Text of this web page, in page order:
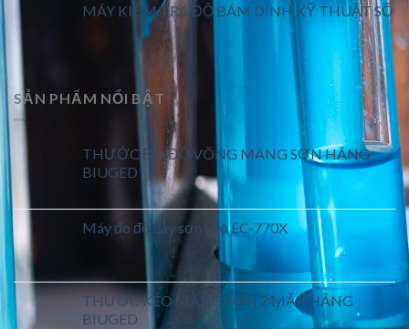
MÁY KIỂM TRA ĐỘ BÁM DÍNH KỸ THUẬT SỐ
SẢN PHẨM NỔI BẬT
THƯỚC ĐO ĐỘ VÕNG MÀNG SƠN HÃNG
BIUGED
Máy đo độ dày sơn khô EC-770X
THƯỚC KÉO MÀNG SƠN 2 MẶT HÃNG
BIUGED